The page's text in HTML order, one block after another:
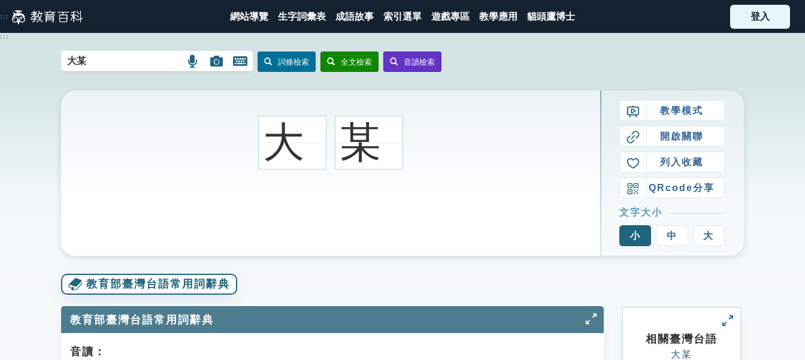
到
主
::: 網站導覽 生字詞彙表 成語故事 索引選單 遊戲專區 教學應用 貓頭鷹博士 登入
:::
語
搜
圖
搜
開
鍵
詞條檢索 全文檢索 音讀檢索
大 某
教學模式
開啟關聯
列入收藏
QRcode分享
文字大小
小 中 大
教育部臺灣台語常用詞辭典
教育部臺灣台語常用詞辭典
音讀：
相關臺灣台語
大某